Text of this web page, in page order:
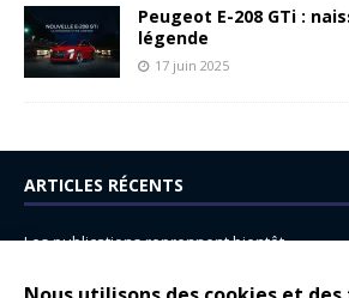
Peugeot E-208 GTi :
légende
17 juin 2025
ARTICLES RÉCENTS
Les publications reprennent bientôt…